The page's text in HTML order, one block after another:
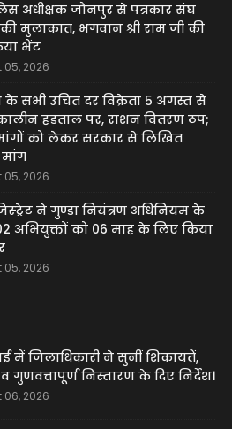
अधीक्षक जौनपुर से पत्रकार संघ
मुलाकात, भगवान श्री राम जी की
भेंट
2026
के सभी उचित दर विक्रेता 5 अगस्त से
हड़ताल पर, राशन वितरण ठप;
को लेकर सरकार से लिखित
2026
ने गुण्डा नियंत्रण अधिनियम के
अभियुक्तों को 06 माह के लिए किया
2026
में जिलाधिकारी ने सुनीं शिकायतें,
गुणवत्तापूर्ण निस्तारण के दिए निर्देश।
2026